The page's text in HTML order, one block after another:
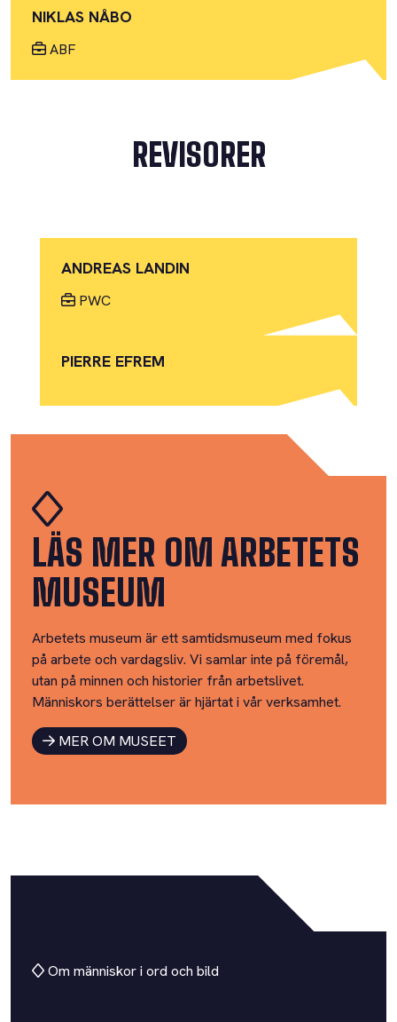
NIKLAS NÅBO
ABF
REVISORER
ANDREAS LANDIN
PWC
PIERRE EFREM
LÄS MER OM ARBETETS
MUSEUM
Arbetets museum är ett samtidsmuseum med fokus
på arbete och vardagsliv. Vi samlar inte på föremål,
utan på minnen och historier från arbetslivet.
Människors berättelser är hjärtat i vår verksamhet.
MER OM MUSEET
Om människor i ord och bild